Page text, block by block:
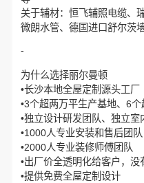
关于辅材：恒飞辅照电缆、
微朗水管、德国进口舒尔茨
-
为什么选择丽尔曼顿
•长沙本地全屋定制源头工厂
•3个超两万平生产基地、6
•独立设计研发团队、独立室
•1000人专业安装和售后团队
•2000人专业装修师傅团队
•出厂价全透明化给客户，没
•提供免费全屋定制设计